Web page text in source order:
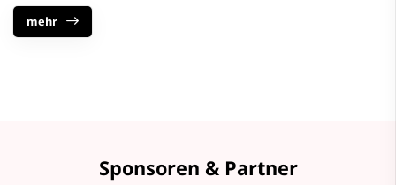
mehr
Sponsoren & Partner